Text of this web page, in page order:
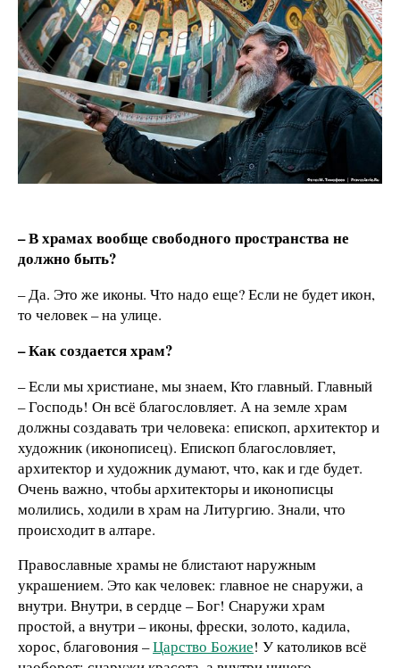
– В храмах вообще свободного пространства не
должно быть?
– Да. Это же иконы. Что надо еще? Если не будет икон,
то человек – на улице.
– Как создается храм?
– Если мы христиане, мы знаем, Кто главный. Главный
– Господь! Он всё благословляет. А на земле храм
должны создавать три человека: епископ, архитектор и
художник (иконописец). Епископ благословляет,
архитектор и художник думают, что, как и где будет.
Очень важно, чтобы архитекторы и иконописцы
молились, ходили в храм на Литургию. Знали, что
происходит в алтаре.
Православные храмы не блистают наружным
украшением. Это как человек: главное не снаружи, а
внутри. Внутри, в сердце – Бог! Снаружи храм
простой, а внутри – иконы, фрески, золото, кадила,
хорос, благовония –Царство Божие! У католиков всё